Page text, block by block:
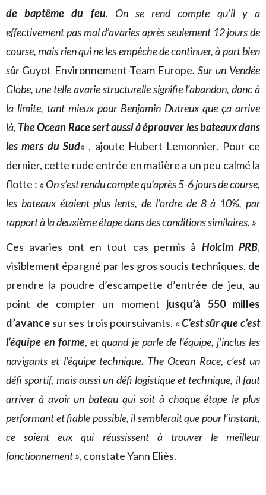
de baptême du feu. On se rend compte qu’il y a
effectivement pas mal d’avaries après seulement 12 jours de
course, mais rien qui ne les empêche de continuer, à part bien
sûr Guyot Environnement-Team Europe. Sur un Vendée
Globe, une telle avarie structurelle signifie l’abandon, donc à
la limite, tant mieux pour Benjamin Dutreux que ça arrive
là, The Ocean Race sert aussi à éprouver les bateaux dans
les mers du Sud« , ajoute Hubert Lemonnier. Pour ce
dernier, cette rude entrée en matière a un peu calmé la
flotte : « On s’est rendu compte qu’après 5-6 jours de course,
les bateaux étaient plus lents, de l’ordre de 8 à 10%, par
rapport à la deuxième étape dans des conditions similaires. »
Ces avaries ont en tout cas permis à Holcim PRB,
visiblement épargné par les gros soucis techniques, de
prendre la poudre d’escampette d’entrée de jeu, au
point de compter un moment jusqu’à 550 milles
d’avance sur ses trois poursuivants. «C’est sûr que c’est
l’équipe en forme, et quand je parle de l’équipe, j’inclus les
navigants et l’équipe technique. The Ocean Race, c’est un
défi sportif, mais aussi un défi logistique et technique, il faut
arriver à avoir un bateau qui soit à chaque étape le plus
performant et fiable possible, il semblerait que pour l’instant,
ce soient eux qui réussissent à trouver le meilleur
fonctionnement », constate Yann Eliès.